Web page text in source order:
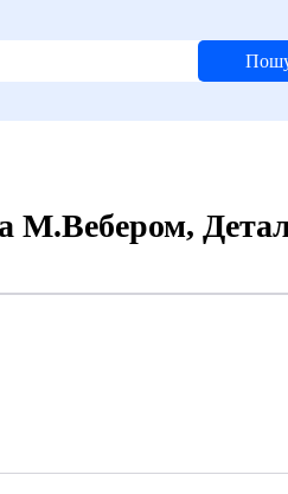
М.Вебером,